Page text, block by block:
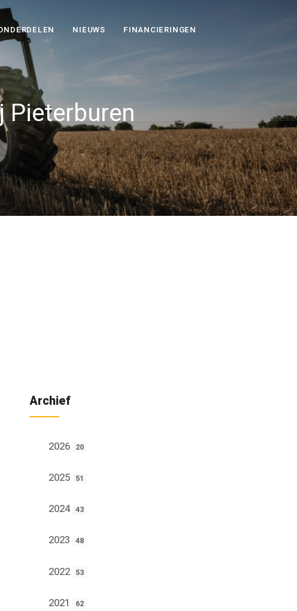
NIEUWS FINANCIERINGEN
Pieterburen
Archief
2026 20
2025 51
2024 43
2023 48
2022 53
2021 62